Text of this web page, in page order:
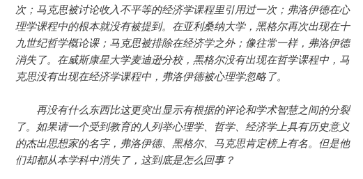
次；马克思被讨论收入不平等的经济学课程里引用过一次；弗洛伊德在心
理学课程中的根本就没有被提到。在亚利桑纳大学，黑格尔再次出现在十
九世纪哲学概论课；马克思被排除在经济学之外；像往常一样，弗洛伊德
消失了。在威斯康星大学麦迪逊分校，黑格尔没有出现在哲学课程中，马
克思没有出现在经济学课程中，弗洛伊德被心理学忽略了。
再没有什么东西比这更突出显示有根据的评论和学术智慧之间的分裂
了。如果请一个受到教育的人列举心理学、哲学、经济学上具有历史意义
的杰出思想家的名字，弗洛伊德、黑格尔、马克思肯定榜上有名。但是他
们却都从本学科中消失了，这到底是怎么回事？